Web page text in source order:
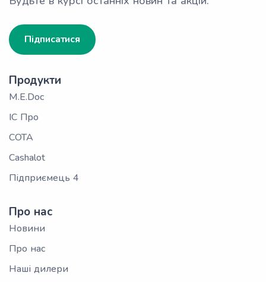
Підписатися
Продукти
M.E.Doc
ІС Про
СОТА
Cashalot
Підприємець 4
Про нас
Новини
Про нас
Наші дилери